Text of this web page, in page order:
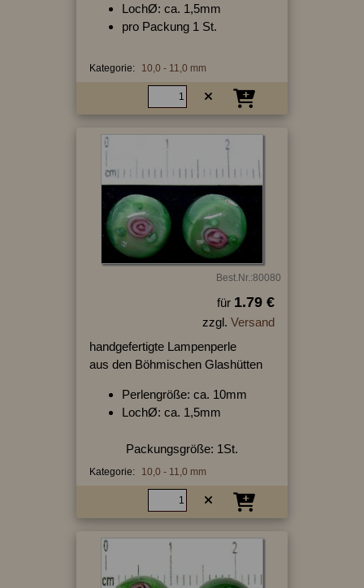
LochØ: ca. 1,5mm
pro Packung 1 St.
Kategorie: 10,0 - 11,0 mm
Best.Nr.:80080
für 1.79 €
zzgl. Versand
handgefertigte Lampenperle
aus den Böhmischen Glashütten
Perlengröße: ca. 10mm
LochØ: ca. 1,5mm
Packungsgröße: 1St.
Kategorie: 10,0 - 11,0 mm